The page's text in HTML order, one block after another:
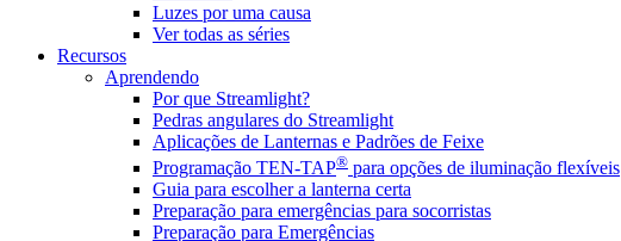
Luzes por uma causa
Ver todas as séries
Recursos
Aprendendo
Por que Streamlight?
Pedras angulares do Streamlight
Aplicações de Lanternas e Padrões de Feixe
Programação TEN-TAP® para opções de iluminação flexíveis
Guia para escolher a lanterna certa
Preparação para emergências para socorristas
Preparação para Emergências